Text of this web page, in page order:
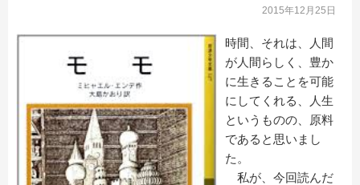
2015年12月25日
時間、それは、人間
が人間らしく、豊か
に生きることを可能
にしてくれる、人生
というものの、原料
であると思いまし
た。
私が、今回読んだ